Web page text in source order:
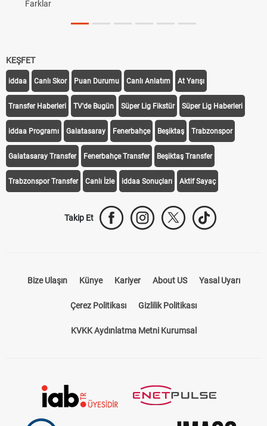
Farklar
KEŞFET
iddaa Canlı Skor Puan Durumu Canlı Anlatım At Yarışı
Transfer Haberleri TV'de Bugün Süper Lig Fikstür Süper Lig Haberleri
iddaa Programı Galatasaray Fenerbahçe Beşiktaş Trabzonspor
Galatasaray Transfer Fenerbahçe Transfer Beşiktaş Transfer
Trabzonspor Transfer Canlı İzle iddaa Sonuçları Aktif Sayaç